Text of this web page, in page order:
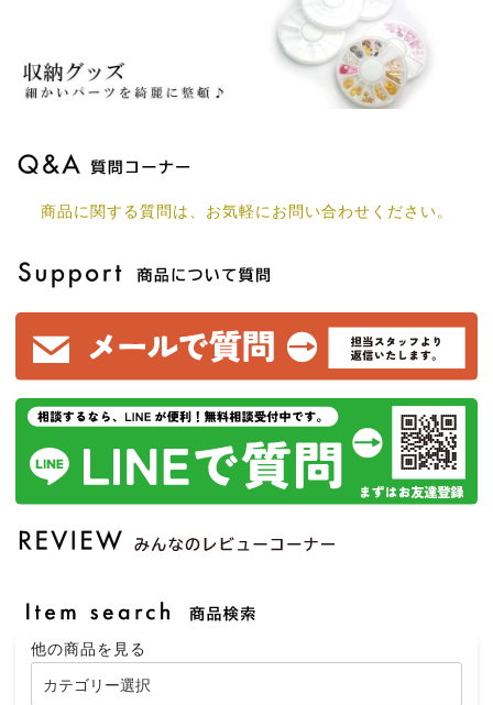
商品に関する質問は、お気軽にお問い合わせください。
他の商品を見る